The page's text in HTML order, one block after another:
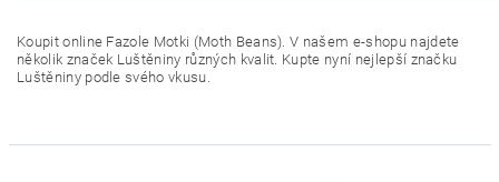
Koupit online Fazole Motki (Moth Beans). V našem e-shopu najdete
několik značek Luštěniny různých kvalit. Kupte nyní nejlepší značku
Luštěniny podle svého vkusu.